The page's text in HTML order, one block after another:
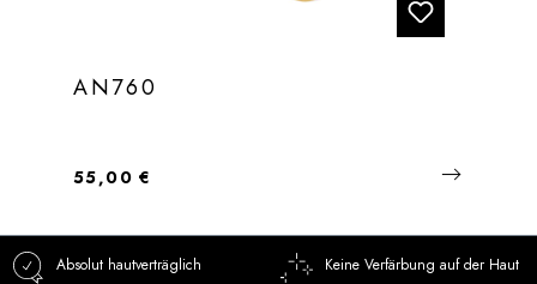
AN760
Regulärer Preis:
55,00 €
Absolut hautverträglich Keine Verfärbung auf der Haut